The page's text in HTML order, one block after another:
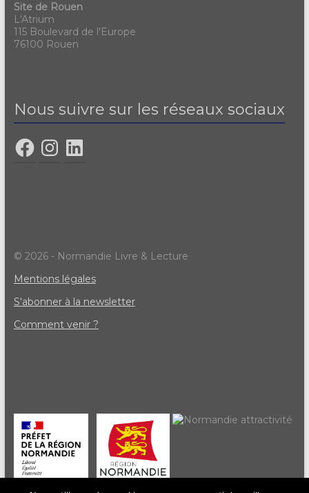
Site de Rouen
L'Atrium
115 Boulevard de l'Europe
76100 Rouen
Nous suivre sur les réseaux sociaux
© 2026 - Normandie Livre & Lecture
Mentions légales
S'abonner à la newsletter
Comment venir ?